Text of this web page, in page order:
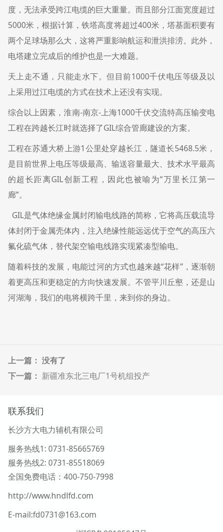
度，无法承受跨江电缆的巨大重量。而且部分江面宽度超过
5000米，根据计算，铁塔高度将超过400米，塔基面积要有
两个足球场那么大，这将严重影响航运和泄洪排涝。此外，
电塔建立完成后的维护也是一大难题。
天上走不通，只能走水下。但目前1000千伏电压等级及以
上采用过江电缆的方式在技术上还没有实现。
综合以上因素，淮南-南京-上海1000千伏交流特高压输变电
工程在跨越长江时就选择了GIL综合管廊建设的方案。
工程在苏通大桥上游1公里处穿越长江，隧道长5468.5米，
是目前世界上电压等级最高、输送容量最大、技术水平最高
的超长距离GIL创新工程，因此也被喻为“万里长江第一
廊”。
GIL是气体绝缘金属封闭输电线路的简称，它将高压载流导
体封闭于金属壳体内，注入绝缘性能远远优于空气的高压六
氟化硫气体，替代架空输电线路实现紧凑型输电。
随着科技的发展，电能过河的方式也越来越“花样”，逐渐朝
着更高压和更稳定的方向快速发展。不管平川丘壑，还是山
河湖海，我们的电将横跨千里，来到你的身边。
上一篇： 没有了
下一篇： 新疆准东北三电厂1号机组投产
联系我们
长沙方大电力辅机有限公司
服务热线1: 0731-85665769
服务热线2: 0731-85518069
全国免费电话：400-750-7998
http://www.hndlfd.com
E-mail:fd0731@163.com